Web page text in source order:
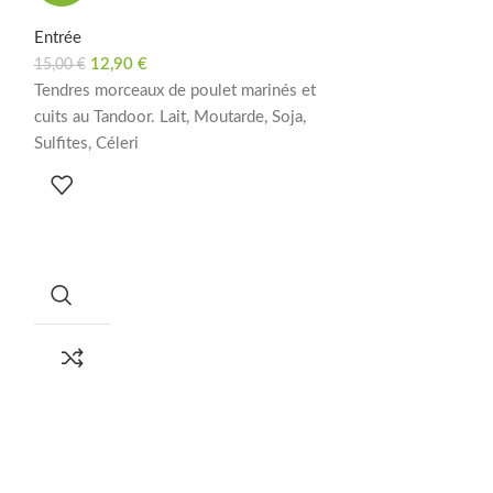
Entrée
15,00€ 12,90 €
Tendres morceaux de poulet marinés et
cuits au Tandoor. Lait, Moutarde, Soja,
Sulfites, Céleri